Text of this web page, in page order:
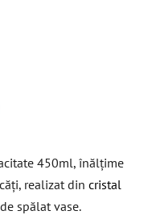
450ml, înălțime
realizat din cristal
spălat vase.